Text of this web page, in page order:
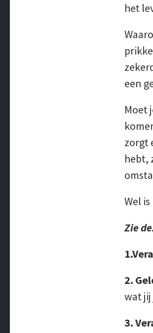
het
een
Moet
zorgt
hebt,
Wel
Zie
2.
wat
3.